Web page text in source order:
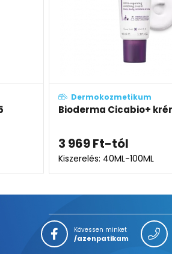
krém
Bioderma
5 103
Kiszerelés: 40ML
Kövessen minket
/azenpatikam